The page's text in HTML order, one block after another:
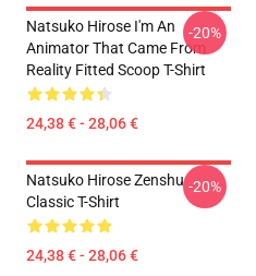
Natsuko Hirose I'm An
Animator That Came From
Reality Fitted Scoop T-Shirt
24,38 € - 28,06 €
-20%
Natsuko Hirose Zenshu
Classic T-Shirt
24,38 € - 28,06 €
-20%